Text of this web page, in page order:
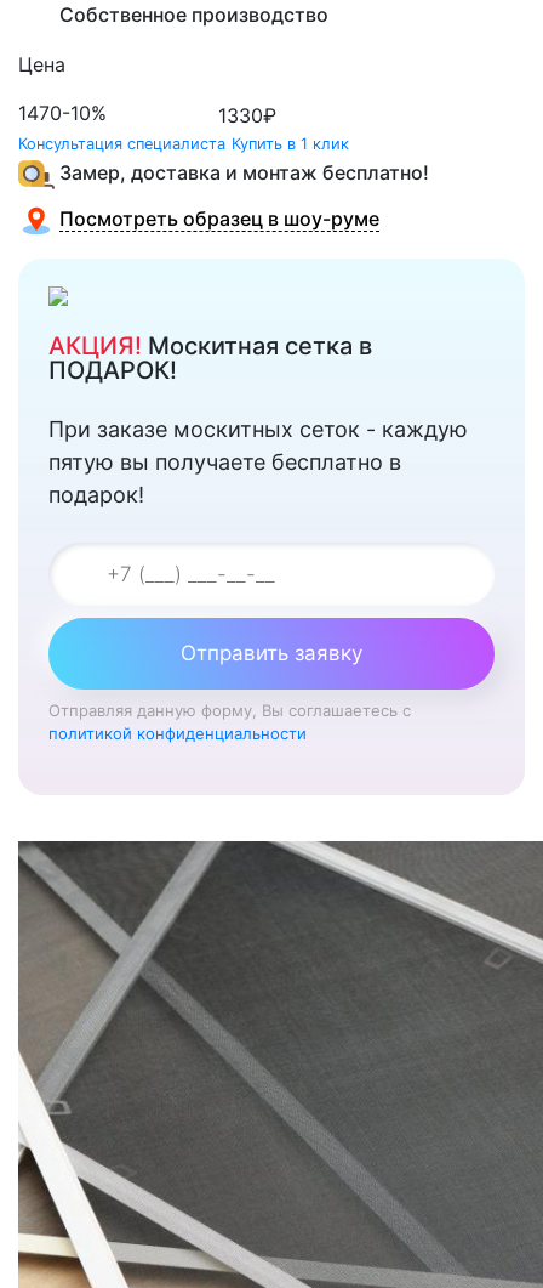
Собственное производство
Цена
1470-10% 1330₽
Консультация специалиста Купить в 1 клик
Замер, доставка и монтаж бесплатно!
Посмотреть образец в шоу-руме
АКЦИЯ! Москитная сетка в
ПОДАРОК!
При заказе москитных сеток - каждую
пятую вы получаете бесплатно в
подарок!
Отправить заявку
Отправляя данную форму, Вы соглашаетесь с
политикой конфиденциальности